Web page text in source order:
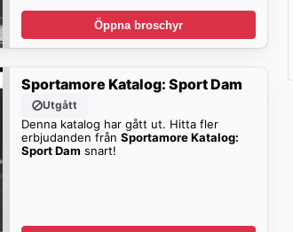
Öppna broschyr
Sportamore Katalog: Sport Dam
Utgått
Denna katalog har gått ut. Hitta fler
erbjudanden frånSportamore Katalog:
Sport Dam snart!